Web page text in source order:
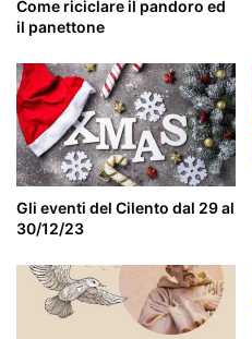
Come riciclare il pandoro ed
il panettone
Gli eventi del Cilento dal 29 al
30/12/23